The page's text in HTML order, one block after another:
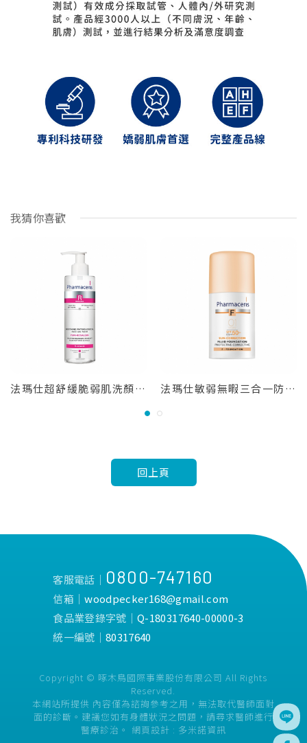
我猜你喜歡
法瑪仕超舒緩脆弱肌洗顏膠190ml 法瑪仕敏弱無暇三合一防曬乳SPF50F1-30ml
1 2
回上頁
客服電話│ 0800-747160
信箱│woodpecker168@gmail.com
食品業登錄字號│Q-180317640-00000-3
統一編號│80317640
Copyright © 啄木鳥國際事業股份有限公司 All Rights
Reserved.
本網站所提供 內容僅為諮詢參考之用，無法取代醫師面對
面的診斷。建議您如有身體狀況之問題，請尋求醫師進行
醫療診治。 網頁設計 : 多米諾資訊